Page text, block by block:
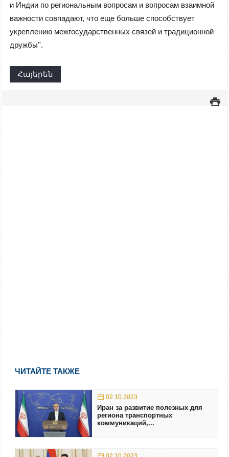
и Индии по региональным вопросам и вопросам взаимной
важности совпадают, что еще больше способствует
укреплению межгосударственных связей и традиционной
дружбы''.
Հայերեն
ЧИТАЙТЕ ТАКЖЕ
02.10.2023
Иран за развитие полезных для
региона транспортных
коммуникаций,...